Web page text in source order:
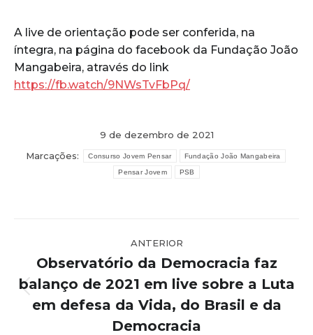
A live de orientação pode ser conferida, na
íntegra, na página do facebook da Fundação João
Mangabeira, através do link
https://fb.watch/9NWsTvFbPq/
9 de dezembro de 2021
Marcações:
Consurso Jovem Pensar Fundação João Mangabeira
Pensar Jovem PSB
de
post:
ANTERIOR
anterior:
Observatório da Democracia faz
balanço de 2021 em live sobre a Luta
em defesa da Vida, do Brasil e da
Democracia